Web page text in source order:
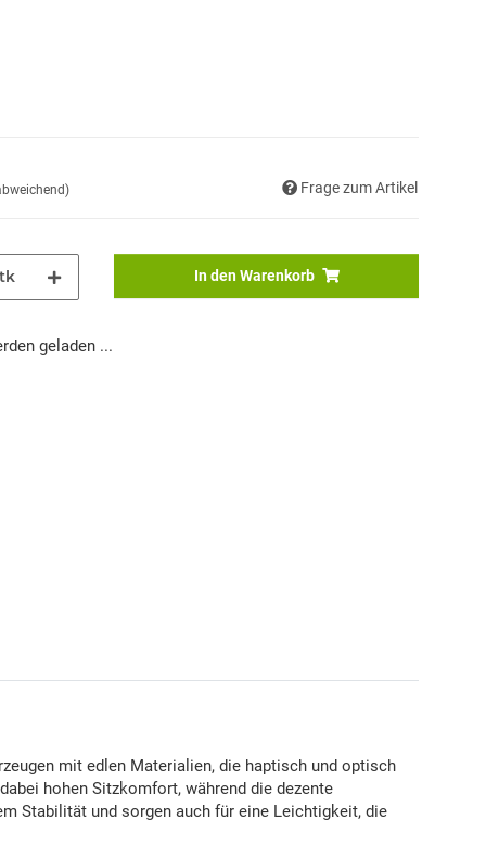
Frage zum Artikel
In den Warenkorb
geladen ...
mit edlen Materialien, die haptisch und optisch
hohen Sitzkomfort, während die dezente
Stabilität und sorgen auch für eine Leichtigkeit, die